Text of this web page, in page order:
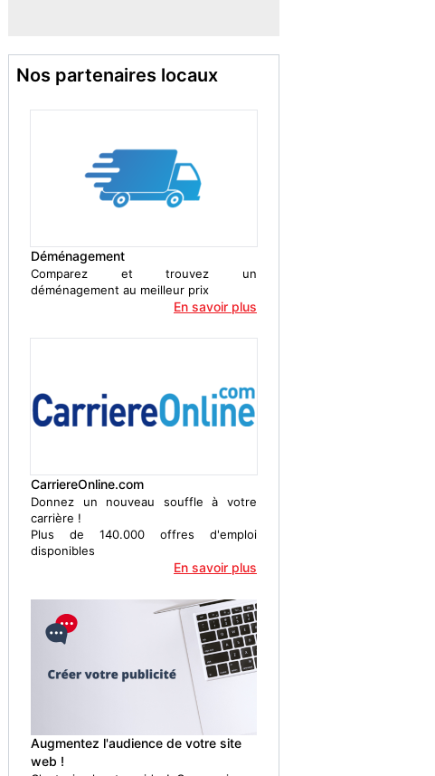
Nos partenaires locaux
Déménagement
Comparez et trouvez un
déménagement au meilleur prix
En savoir plus
CarriereOnline.com
Donnez un nouveau souffle à votre
carrière !
Plus de 140.000 offres d'emploi
disponibles
En savoir plus
Augmentez l'audience de votre site
web !